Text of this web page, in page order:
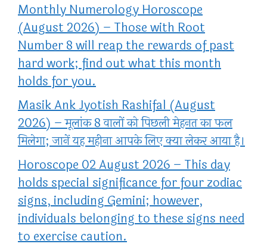
Monthly Numerology Horoscope
(August 2026) – Those with Root
Number 8 will reap the rewards of past
hard work; find out what this month
holds for you.
Masik Ank Jyotish Rashifal (August
2026) – मूलांक 8 वालों को पिछली मेहनत का फल
मिलेगा; जानें यह महीना आपके लिए क्या लेकर आया है।
Horoscope 02 August 2026 – This day
holds special significance for four zodiac
signs, including Gemini; however,
individuals belonging to these signs need
to exercise caution.